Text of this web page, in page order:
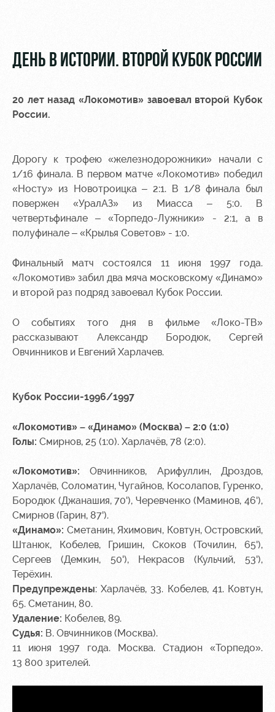
МГН
Арена
Организация
мероприятий
Аренда
полей
площадей
Ледовый
спортом
Локо
Старт
Локо-Лето
Академия
поступить
Руководство
Контакты
Академии
для
болельщиков
Банковская
карта
«Локомотив»
Парковка
Карта
Программа
лояльности
болельщиков
ДЕНЬ В ИСТОРИИ. ВТОРОЙ КУБОК РОССИИ
20 лет назад «Локомотив» завоевал второй Кубок
России.
Дорогу к трофею «железнодорожники» начали с
1/16 финала. В первом матче «Локомотив» победил
«Носту» из Новотроицка – 2:1. В 1/8 финала был
повержен «УралАЗ» из Миасса – 5:0. В
четвертьфинале – «Торпедо-Лужники» - 2:1, а в
полуфинале – «Крылья Советов» - 1:0.
Финальный матч состоялся 11 июня 1997 года.
«Локомотив» забил два мяча московскому «Динамо»
и второй раз подряд завоевал Кубок России.
О событиях того дня в фильме «Локо-ТВ»
рассказывают Александр Бородюк, Сергей
Овчинников и Евгений Харлачев.
Кубок России-1996/1997
«Локомотив» – «Динамо» (Москва) – 2:0 (1:0)
Голы: Смирнов, 25 (1:0). Харлачёв, 78 (2:0).
«Локомотив»:
Овчинников, Арифуллин, Дроздов,
Харлачёв, Соломатин, Чугайнов, Косолапов, Гуренко,
Бородюк (Джанашия, 70'), Черевченко (Маминов, 46'),
Смирнов (Гарин, 87').
«Динамо»: Сметанин, Яхимович, Ковтун, Островский,
Штанюк, Кобелев, Гришин, Скоков (Точилин, 65'),
Сергеев (Демкин, 50'), Некрасов (Кульчий, 53'),
Терёхин.
Предупреждены: Харлачёв, 33. Кобелев, 41. Ковтун,
65. Сметанин, 80.
Удаление: Кобелев, 89.
Судья: В. Овчинников (Москва).
11 июня 1997 года. Москва. Стадион «Торпедо».
13 800 зрителей.